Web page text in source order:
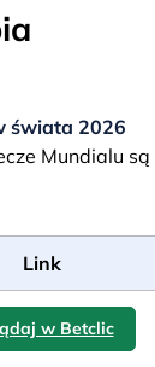
świata 2026
Mundialu są
Link
w Betclic